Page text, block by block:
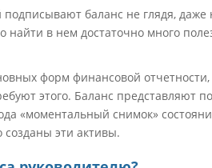
баланс не глядя,
найти в нем достаточно много
форм финансовой
этого. Баланс представляют
«моментальный снимок»
созданы эти активы.